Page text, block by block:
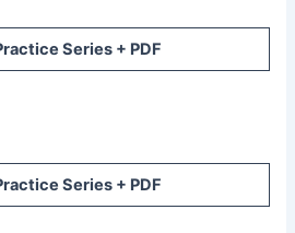
Series + PDF
Series + PDF